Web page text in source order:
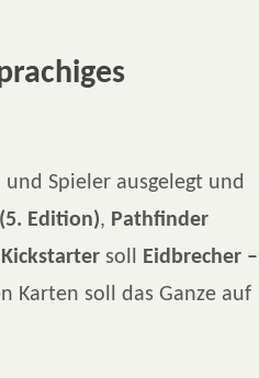
Spieler ausgelegt und
Edition), Pathfinder
Kickstarter soll
Eidbrecher –
Karten soll das Ganze auf